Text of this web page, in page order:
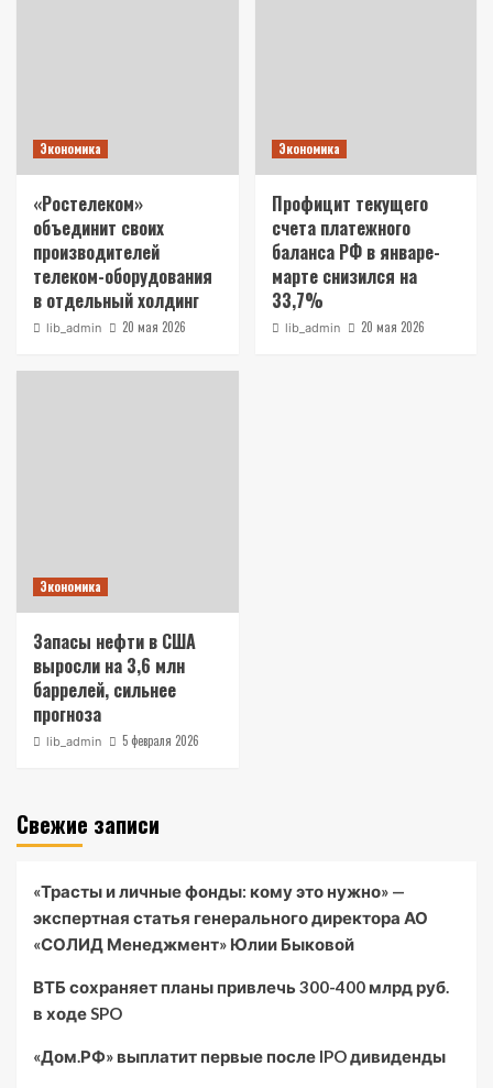
Экономика
«Ростелеком»
объединит своих
производителей
телеком-оборудования
в отдельный холдинг
lib_admin 20 мая 2026
Экономика
Профицит текущего
счета платежного
баланса РФ в январе-
марте снизился на
33,7%
lib_admin 20 мая 2026
Экономика
Запасы нефти в США
выросли на 3,6 млн
баррелей, сильнее
прогноза
lib_admin 5 февраля 2026
Свежие записи
«Трасты и личные фонды: кому это нужно» —
экспертная статья генерального директора АО
«СОЛИД Менеджмент» Юлии Быковой
ВТБ сохраняет планы привлечь 300-400 млрд руб.
в ходе SPO
«Дом.РФ» выплатит первые после IPO дивиденды